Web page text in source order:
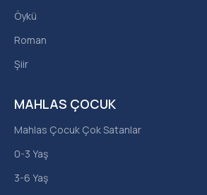
MAHLAS ÇOCUK
Mahlas Çocuk Çok Satanlar
0-3 Yaş
3-6 Yaş
Öykü
Roman
Şiir